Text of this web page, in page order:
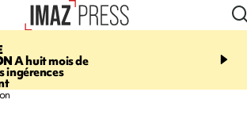
A huit mois de
ingérences
14:51
Rivière triple champion